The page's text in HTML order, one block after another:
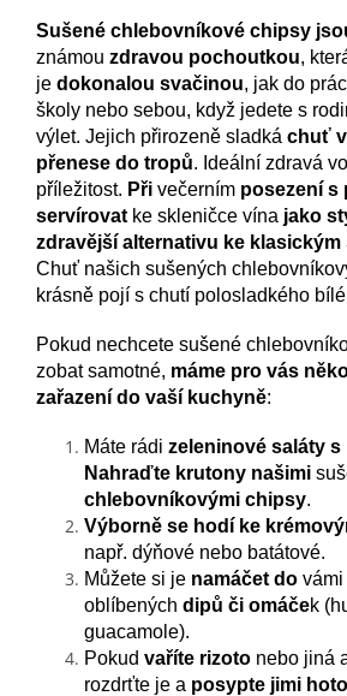
Sušené chlebovníkové chipsy
známou zdravou pochoutkou,
je dokonalou svačinou, jak do
školy nebo sebou, když jedete s
výlet. Jejich přirozeně sladká chuť
přenese do tropů. Ideální zdravá
příležitost. Při večerním posezení s
servírovat ke skleničce vína jako
zdravější alternativu ke
Chuť našich sušených
krásně pojí s chutí polosladkého
Pokud nechcete sušené
zobat samotné, máme pro vás
zařazení do vaší kuchyně:
Máte rádi zeleninové saláty
Nahraďte krutony našimi
chlebovníkovými chipsy.
Výborně se hodí ke
např. dýňové nebo batátové.
Můžete si je namáčet do vámi
oblíbených dipů či omáček
guacamole).
Pokud vaříte rizoto nebo jiná
rozdrťte je a posypte jimi